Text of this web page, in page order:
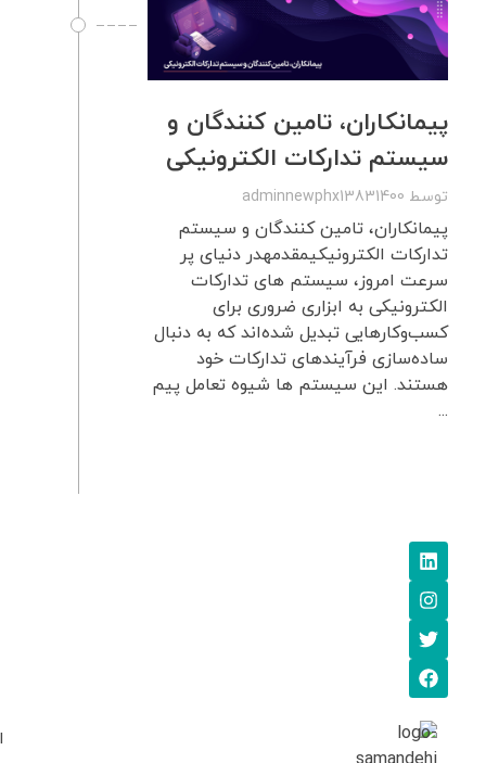
پیمانکاران، تامین کنندگان و
سیستم تدارکات الکترونیکی
توسط adminnewphx13831400
پیمانکاران، تامین کنندگان و سیستم
تدارکات الکترونیکیمقدمهدر دنیای پر
سرعت امروز، سیستم‌ های تدارکات
الکترونیکی به ابزاری ضروری برای
کسب‌وکارهایی تبدیل شده‌اند که به دنبال
ساده‌سازی فرآیندهای تدارکات خود
هستند. این سیستم ها شیوه تعامل پیم
...